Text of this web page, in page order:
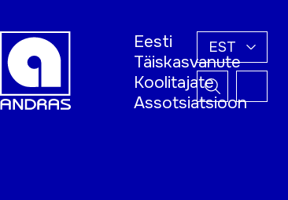
Eesti
Täiskasvanute
Koolitajate
Assotsiatsioon
EST